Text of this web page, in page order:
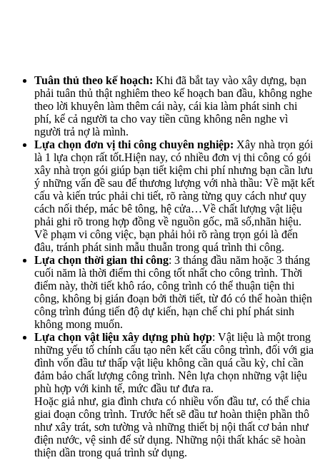
Tuân thủ theo kế hoạch: Khi đã bắt tay vào xây dựng, bạn
phải tuân thủ thật nghiêm theo kế hoạch ban đầu, không nghe
theo lời khuyên làm thêm cái này, cái kia làm phát sinh chi
phí, kể cả người ta cho vay tiền cũng không nên nghe vì
người trả nợ là mình.
Lựa chọn đơn vị thi công chuyên nghiệp: Xây nhà trọn gói
là 1 lựa chọn rất tốt.Hiện nay, có nhiều đơn vị thi công có gói
xây nhà trọn gói giúp bạn tiết kiệm chi phí nhưng bạn cần lưu
ý những vấn đề sau để thương lượng với nhà thầu: Về mặt kết
cấu và kiến trúc phải chi tiết, rõ ràng từng quy cách như quy
cách nối thép, mác bê tông, hệ cửa…Về chất lượng vật liệu
phải ghi rõ trong hợp đồng về nguồn gốc, mã số,nhãn hiệu.
Về phạm vi công việc, bạn phải hỏi rõ ràng trọn gói là đến
đâu, tránh phát sinh mẫu thuẫn trong quá trình thi công.
Lựa chọn thời gian thi công: 3 tháng đầu năm hoặc 3 tháng
cuối năm là thời điểm thi công tốt nhất cho công trình. Thời
điểm này, thời tiết khô ráo, công trình có thể thuận tiện thi
công, không bị gián đoạn bởi thời tiết, từ đó có thể hoàn thiện
công trình đúng tiến độ dự kiến, hạn chế chi phí phát sinh
không mong muốn.
Lựa chọn vật liệu xây dựng phù hợp: Vật liệu là một trong
những yếu tố chính cấu tạo nên kết cấu công trình, đối với gia
đình vốn đầu tư thấp vật liệu không cần quá cầu kỳ, chỉ cần
đảm bảo chất lượng công trình. Nên lựa chọn những vật liệu
phù hợp với kinh tế, mức đầu tư đưa ra.
Hoặc giả như, gia đình chưa có nhiều vốn đầu tư, có thể chia
giai đoạn công trình. Trước hết sẽ đầu tư hoàn thiện phần thô
như xây trát, sơn tường và những thiết bị nội thất cơ bản như
điện nước, vệ sinh để sử dụng. Những nội thất khác sẽ hoàn
thiện dần trong quá trình sử dụng.